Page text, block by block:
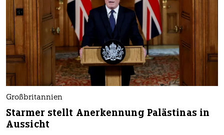
Großbritannien
Starmer stellt Anerkennung Palästinas in
Aussicht